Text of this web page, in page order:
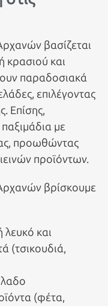
βασίζεται
κρασιού και
παραδοσιακά
επιλέγοντας
Επίσης,
με
προωθώντας
προϊόντων.
βρίσκουμε
λευκό και
(τσικουδιά,
(φέτα,